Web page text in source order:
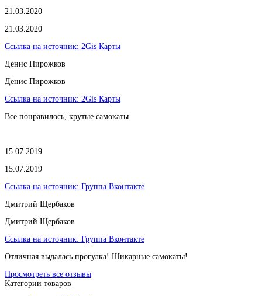
21.03.2020
21.03.2020
Ссылка на источник: 2Gis Карты
​Денис Пирожков
​Денис Пирожков
Ссылка на источник: 2Gis Карты
Всё понравилось, крутые самокаты
15.07.2019
15.07.2019
Ссылка на источник: Группа Вконтакте
Дмитрий Щербаков
Дмитрий Щербаков
Ссылка на источник: Группа Вконтакте
Отличная выдалась прогулка! Шикарные самокаты!
Просмотреть все отзывы
Категории товаров